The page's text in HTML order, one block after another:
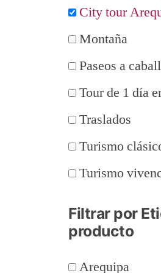
City tour
Montaña
Paseos a
Tour de 1 día
Traslados
Turismo
Turismo
Filtrar por
producto
Arequipa